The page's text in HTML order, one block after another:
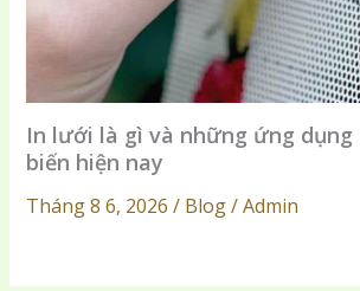
In lưới là gì và những ứng
biến hiện nay
Tháng 8 6, 2026 / Blog / Admin